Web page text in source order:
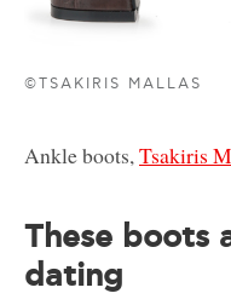
©TSAKIRIS MALLAS
Ankle boots,Tsakiris
These boots
dating